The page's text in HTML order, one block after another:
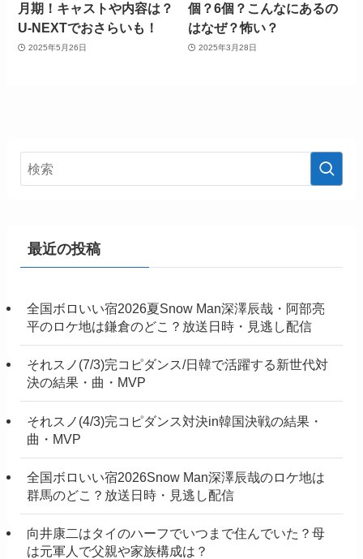
月期！キャストや内容は？
U-NEXTでおさらいも！
2025年5月26日
個？6個？こんなにあるの
はなぜ？怖い？
2025年3月28日
最近の投稿
全国ボロいい宿2026夏Snow Man深澤辰哉・阿部亮
平のロケ地は鎌倉のどこ？放送日時・見逃し配信
それスノ(7/3)完コピダンス/日韓で活躍する新世代対
決の結果・曲・MVP
それスノ(4/3)完コピダンス対決in韓国決戦の結果・
曲・MVP
全国ボロいい宿2026Snow Man深澤辰哉のロケ地は
群馬のどこ？放送日時・見逃し配信
向井康二はタイのハーフでいつまで住んでいた？母
は元軍人で父親や家族構成は？